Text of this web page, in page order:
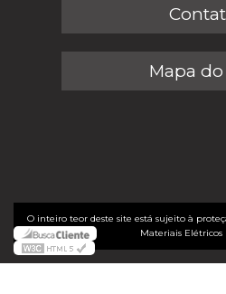
Mapa
O inteiro teor deste site está sujeito à
Materiais Elétricos